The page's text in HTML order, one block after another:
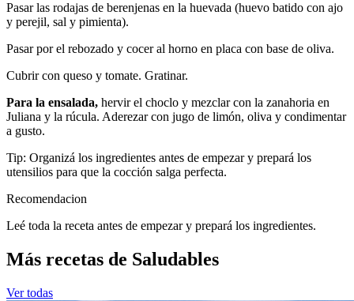
Pasar las rodajas de berenjenas en la huevada (huevo batido con ajo
y perejil, sal y pimienta).
Pasar por el rebozado y cocer al horno en placa con base de oliva.
Cubrir con queso y tomate. Gratinar.
Para la ensalada, hervir el choclo y mezclar con la zanahoria en
Juliana y la rúcula. Aderezar con jugo de limón, oliva y condimentar
a gusto.
Tip: Organizá los ingredientes antes de empezar y prepará los
utensilios para que la cocción salga perfecta.
Recomendacion
Leé toda la receta antes de empezar y prepará los ingredientes.
Más recetas de Saludables
Ver todas